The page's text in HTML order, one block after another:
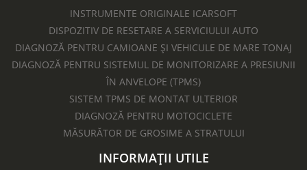
INSTRUMENTE ORIGINALE ICARSOFT
DISPOZITIV DE RESETARE A SERVICIULUI AUTO
DIAGNOZĂ PENTRU CAMIOANE ȘI VEHICULE DE MARE TONAJ
DIAGNOZĂ PENTRU SISTEMUL DE MONITORIZARE A PRESIUNII
ÎN ANVELOPE (TPMS)
SISTEM TPMS DE MONTAT ULTERIOR
DIAGNOZĂ PENTRU MOTOCICLETE​
MĂSURĂTOR DE GROSIME A STRATULUI
INFORMAȚII UTILE